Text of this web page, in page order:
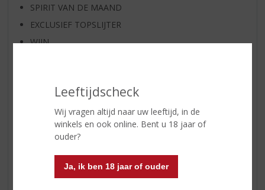
Leeftijdscheck
Wij vragen altijd naar uw leeftijd, in de
winkels en ook online. Bent u 18 jaar of
ouder?
Ja, ik ben 18 jaar of ouder
SPIRIT VAN DE MAAND
EXCLUSIEF TOPSLIJTER
WIJN
APERITIEF
GEDISTILLEERD OVERIG
SHOTJES
FRISDRANK
GLASWERK